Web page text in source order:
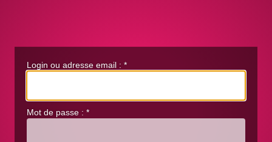
Login ou adresse email : *
Mot de passe : *